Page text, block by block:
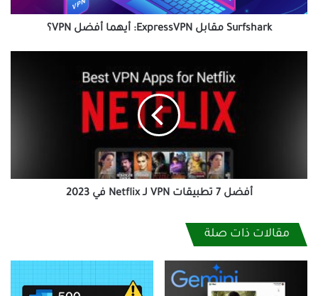
Surfshark مقابل ExpressVPN: أيهما أفضل VPN؟
أفضل 7 تطبيقات VPN لـ Netflix في 2023
مقالات ذات صلة